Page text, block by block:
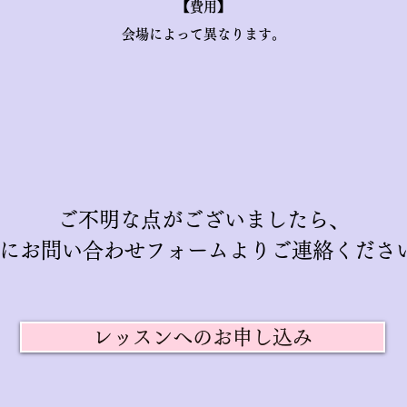
【費用】
会場によって異なります。
ご不明な点がございましたら、
お問い合わせフォームよりご連絡くださ
レッスンへのお申し込み